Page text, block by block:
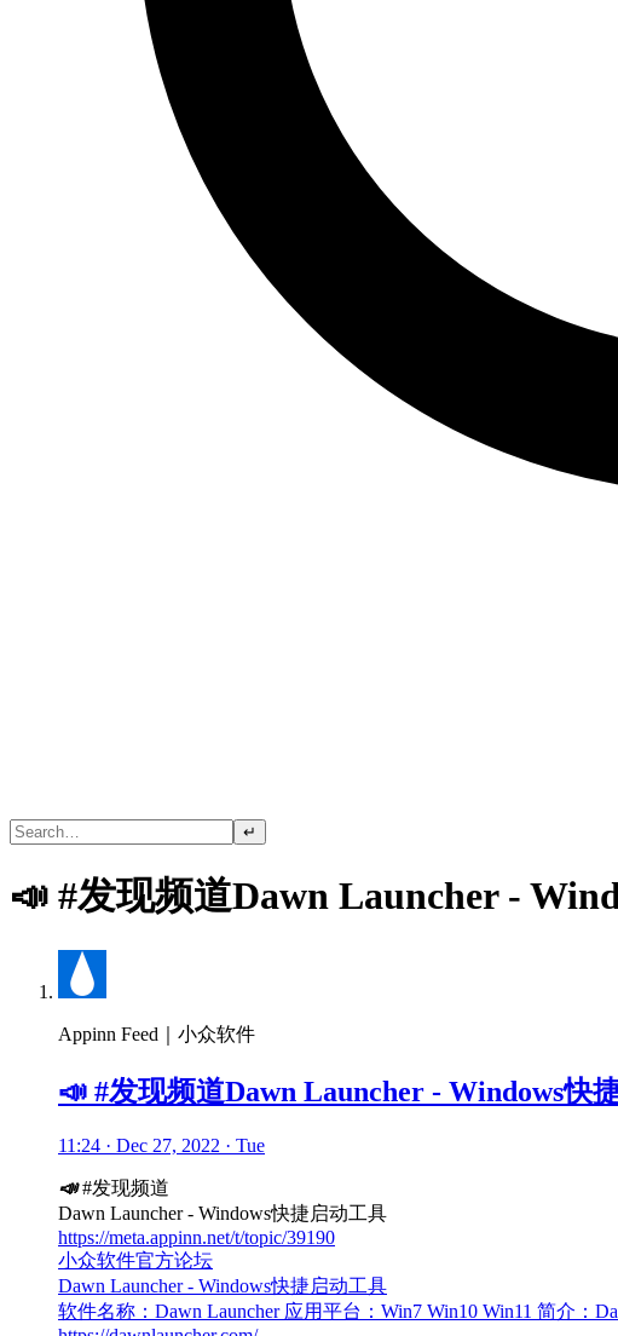
↵
📣 #发现频道Dawn Launcher -
Appinn Feed｜小众软件
📣 #发现频道Dawn Launcher - Windows快
11:24 · Dec 27, 2022 · Tue
📣#发现频道
Dawn Launcher - Windows快捷启动工具
https://meta.appinn.net/t/topic/39190
小众软件官方论坛
Dawn Launcher - Windows快捷启动工具
软件名称：Dawn Launcher 应用平台：Win7 Win10 Win11 简介：